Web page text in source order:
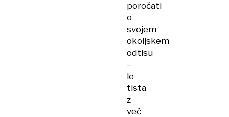
poročati
o
svojem
okoljskem
odtisu
–
le
tista
z
več